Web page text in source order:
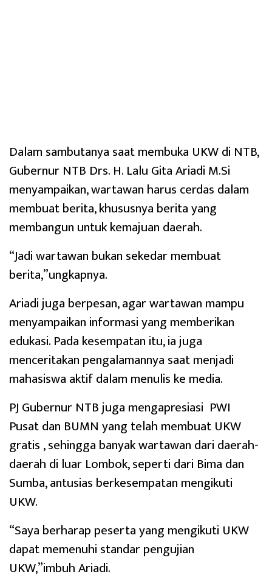
Dalam sambutanya saat membuka UKW di NTB,
Gubernur NTB Drs. H. Lalu Gita Ariadi M.Si
menyampaikan, wartawan harus cerdas dalam
membuat berita, khususnya berita yang
membangun untuk kemajuan daerah.
“Jadi wartawan bukan sekedar membuat
berita,”ungkapnya.
Ariadi juga berpesan, agar wartawan mampu
menyampaikan informasi yang memberikan
edukasi. Pada kesempatan itu, ia juga
menceritakan pengalamannya saat menjadi
mahasiswa aktif dalam menulis ke media.
PJ Gubernur NTB juga mengapresiasi PWI
Pusat dan BUMN yang telah membuat UKW
gratis , sehingga banyak wartawan dari daerah-
daerah di luar Lombok, seperti dari Bima dan
Sumba, antusias berkesempatan mengikuti
UKW.
“Saya berharap peserta yang mengikuti UKW
dapat memenuhi standar pengujian
UKW,”imbuh Ariadi.